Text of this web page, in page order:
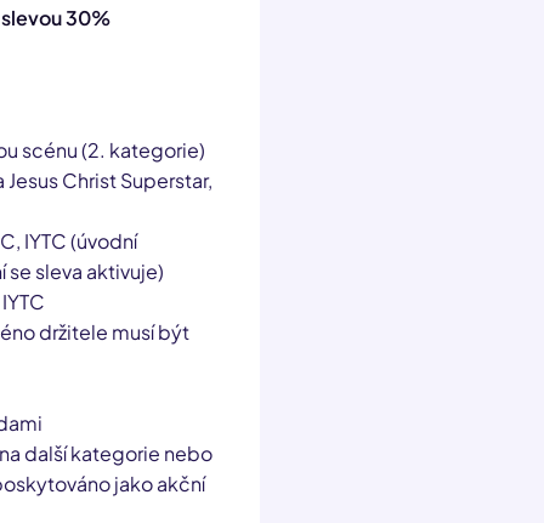
30%
scénu (2. kategorie)
Christ Superstar,
IYTC (úvodní
se sleva aktivuje)
držitele musí být
další kategorie nebo
jako akční